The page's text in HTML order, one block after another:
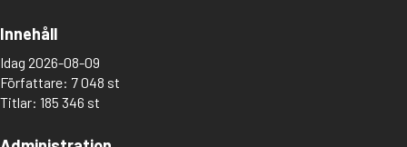
Innehåll
Idag 2026-08-09
Författare: 7 048 st
Titlar: 185 346 st